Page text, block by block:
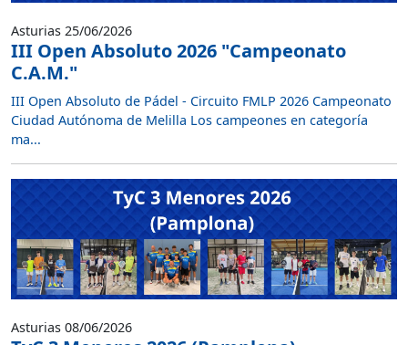
Asturias 25/06/2026
III Open Absoluto 2026 "Campeonato
C.A.M."
III Open Absoluto de Pádel - Circuito FMLP 2026 Campeonato
Ciudad Autónoma de Melilla Los campeones en categoría
ma...
Asturias 08/06/2026